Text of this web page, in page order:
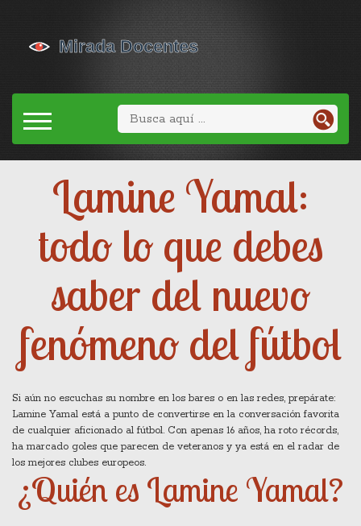
Lamine Yamal:
todo lo que debes
saber del nuevo
fenómeno del fútbol
Si aún no escuchas su nombre en los bares o en las redes, prepárate:
Lamine Yamal está a punto de convertirse en la conversación favorita
de cualquier aficionado al fútbol. Con apenas 16 años, ha roto récords,
ha marcado goles que parecen de veteranos y ya está en el radar de
los mejores clubes europeos.
¿Quién es Lamine Yamal?